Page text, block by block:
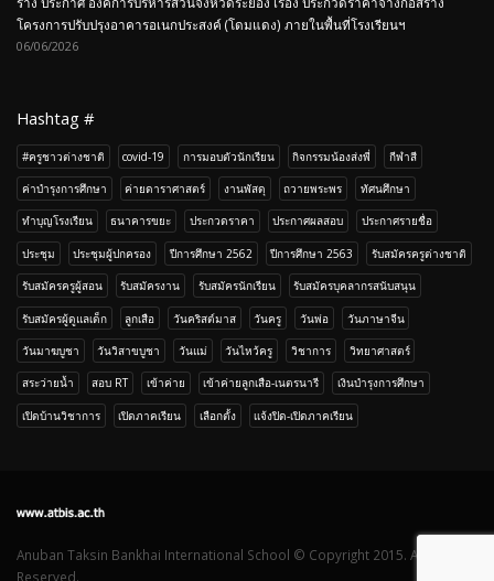
Hashtag #
ค่าบำรุงการศึกษา
ทำบุญโรงเรียน ธนาคารขยะ ประกวดราคา ประกาศผลสอบ ประกาศรายชื่อ
ประชุม ประชุมผู้ปกครอง ปีการศึกษา 2562 ปีการศึกษา 2563 รับสมัครครูต่างชาติ
รับสมัครครูผู้สอน รับสมัครงาน รับสมัครนักเรียน รับสมัครบุคลากรสนับสนุน
รับสมัครผู้ดูแลเด็ก ลูกเสือ วันคริสต์มาส วันครู วันพ่อ วันภาษาจีน
วันมาฆบูชา วันวิสาขบูชา วันแม่ วันไหว้ครู วิชาการ วิทยาศาสตร์
สระว่ายน้ำ สอบ RT เข้าค่าย เข้าค่ายลูกเสือ-เนตรนารี เงินบำรุงการศึกษา
เปิดบ้านวิชาการ เปิดภาคเรียน เลือกตั้ง เเจ้งปิด-เปิดภาคเรียน
Veren SitelerbahibomgrandpashabetJojobetpusulabethttps://